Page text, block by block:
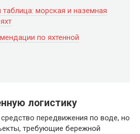
таблица: морская и наземная
по яхтенной
логистику
передвижения по воде, но
требующие бережной